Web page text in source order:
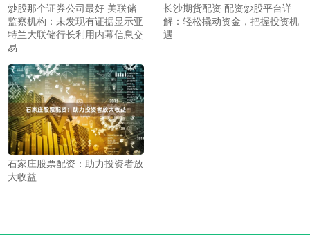
炒股那个证券公司最好 美联储
监察机构：未发现有证据显示亚
特兰大联储行长利用内幕信息交
易
长沙期货配资 配资炒股平台详
解：轻松撬动资金，把握投资机
遇
石家庄股票配资：助力投资者放
大收益